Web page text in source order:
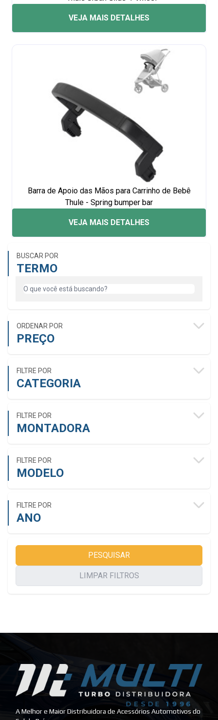
BUSCAR POR
TERMO
ORDENAR POR
PREÇO
FILTRE POR
CATEGORIA
FILTRE POR
MONTADORA
FILTRE POR
MODELO
FILTRE POR
ANO
PESQUISAR
LIMPAR FILTROS
VEJA MAIS DETALHES
Barra de Apoio das Mãos para Carrinho de Bebê
Thule - Spring bumper bar
VEJA MAIS DETALHES
A Melhor e Maior Distribuidora de Acessórios Automotivos do